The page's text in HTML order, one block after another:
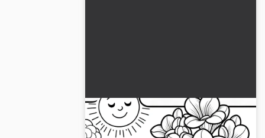
Freesian kukkia värityskuvina:
Ilmaiseksi ladattavissa